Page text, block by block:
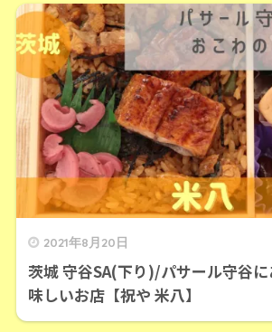
2021年8月20日
茨城 守谷SA(下り)/パサール守谷
味しいお店【祝や 米八】